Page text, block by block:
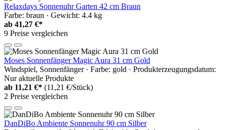
Relaxdays Sonnenuhr Garten 42 cm Braun
Farbe: braun · Gewicht: 4.4 kg
ab 41,27 €*
9 Preise vergleichen
Moses Sonnenfänger Magic Aura 31 cm Gold
Windspiel, Sonnenfänger · Farbe: gold · Produkterzeugungsdatum:
Nur aktuelle Produkte
ab 11,21 €* (11,21 €/Stück)
2 Preise vergleichen
DanDiBo Ambiente Sonnenuhr 90 cm Silber